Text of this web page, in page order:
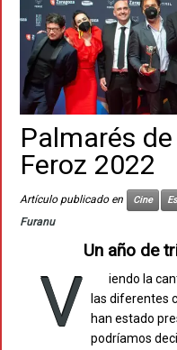
Palmarés
Feroz 2022
Artículo publicado en Cine
Furanu
Un año de
V
iendo la
las diferentes
han estado
podríamos